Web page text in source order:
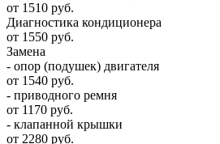
от 1510 руб.
Диагностика кондиционера
от 1550 руб.
Замена
- опор (подушек) двигателя
от 1540 руб.
- приводного ремня
от 1170 руб.
- клапанной крышки
от 2280 руб.